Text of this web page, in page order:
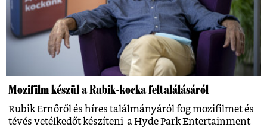
Mozifilm készül a Rubik-kocka feltalálásáról
Rubik Ernőről és híres találmányáról fog mozifilmet és
tévés vetélkedőt készíteni a Hyde Park Entertainment